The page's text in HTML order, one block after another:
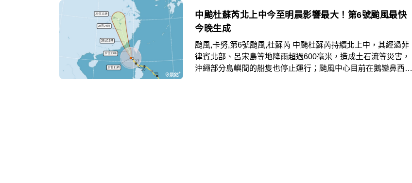
中颱杜蘇芮北上中今至明晨影響最大！第6號颱風最快
今晚生成
颱風,卡努,第6號颱風,杜蘇芮 中颱杜蘇芮持續北上中，其經過菲
律賓北部、呂宋島等地降雨超過600毫米，造成土石流等災害，
沖繩部分島嶼間的船隻也停止運行；颱風中心目前在鵝鑾鼻西南